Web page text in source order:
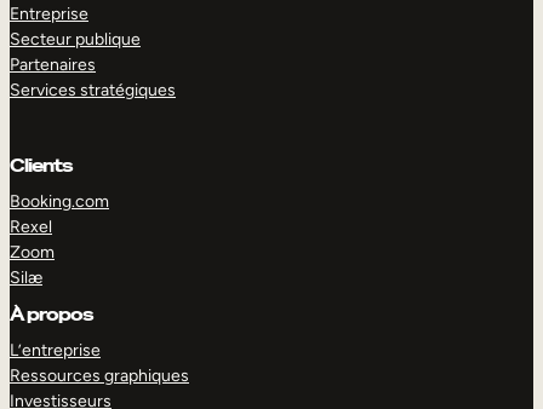
Entreprise
Secteur publique
Partenaires
Services stratégiques
Clients
Booking.com
Rexel
Zoom
Silæ
À propos
L’entreprise
Ressources graphiques
Investisseurs